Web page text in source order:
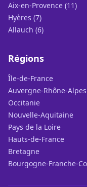
Aix-en-Provence (11)
Hyères (7)
Allauch (6)
Régions
Île-de-France
Auvergne-Rhône-Alpes
Occitanie
Nouvelle-Aquitaine
Pays de la Loire
Hauts-de-France
Bretagne
Bourgogne-Franche-